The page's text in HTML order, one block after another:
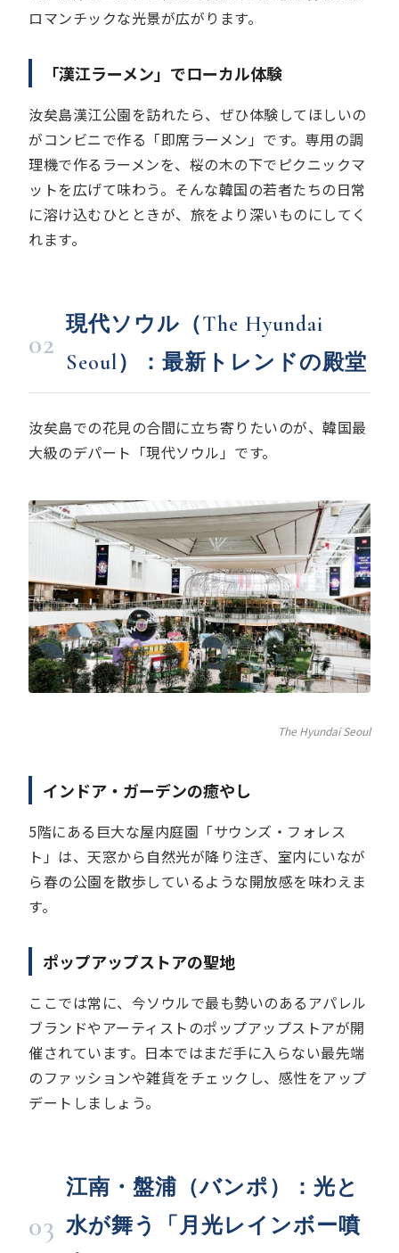
ロマンチックな光景が広がります。
「漢江ラーメン」でローカル体験
汝矣島漢江公園を訪れたら、ぜひ体験してほしいの
がコンビニで作る「即席ラーメン」です。専用の調
理機で作るラーメンを、桜の木の下でピクニックマ
ットを広げて味わう。そんな韓国の若者たちの日常
に溶け込むひとときが、旅をより深いものにしてく
れます。
02
現代ソウル（The Hyundai
Seoul）：最新トレンドの殿堂
汝矣島での花見の合間に立ち寄りたいのが、韓国最
大級のデパート「現代ソウル」です。
The Hyundai Seoul
インドア・ガーデンの癒やし
5階にある巨大な屋内庭園「サウンズ・フォレス
ト」は、天窓から自然光が降り注ぎ、室内にいなが
ら春の公園を散歩しているような開放感を味わえま
す。
ポップアップストアの聖地
ここでは常に、今ソウルで最も勢いのあるアパレル
ブランドやアーティストのポップアップストアが開
催されています。日本ではまだ手に入らない最先端
のファッションや雑貨をチェックし、感性をアップ
デートしましょう。
03
江南・盤浦（バンポ）：光と
水が舞う「月光レインボー噴